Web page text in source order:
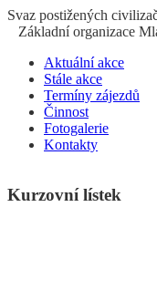
Svaz postižených c
Základní organizace
Aktuální akce
Stále akce
Termíny zájezdů
Činnost
Fotogalerie
Kontakty
Kurzovní lístek